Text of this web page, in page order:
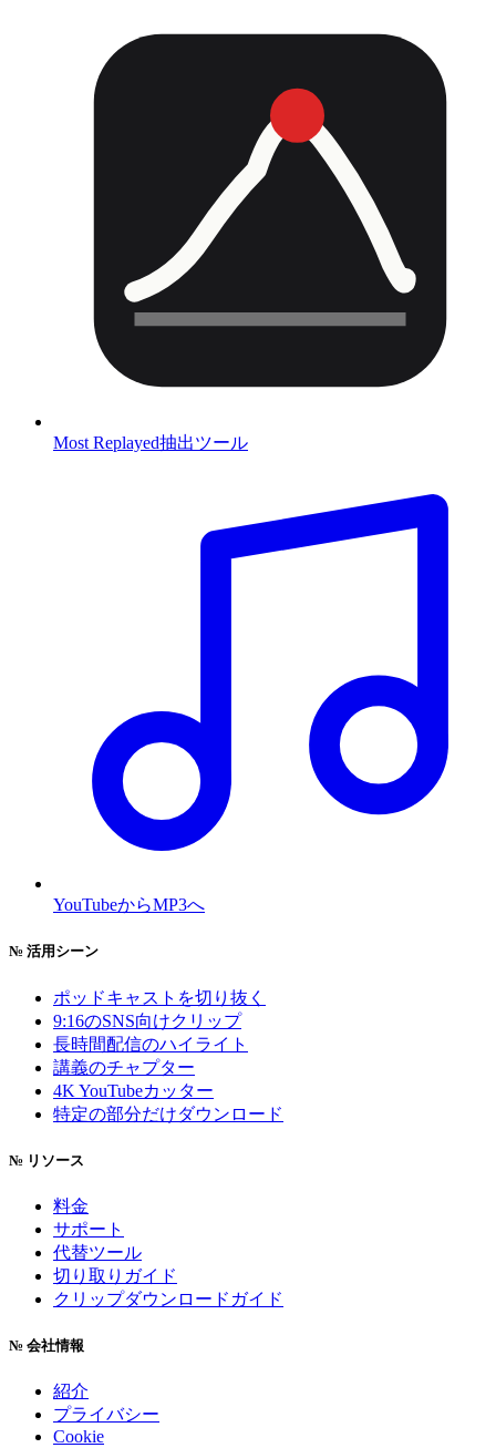
Most Replayed抽出ツール
YouTubeからMP3へ
№ 活用シーン
ポッドキャストを切り抜く
9:16のSNS向けクリップ
長時間配信のハイライト
講義のチャプター
4K YouTubeカッター
特定の部分だけダウンロード
№ リソース
料金
サポート
代替ツール
切り取りガイド
クリップダウンロードガイド
№ 会社情報
紹介
プライバシー
Cookie